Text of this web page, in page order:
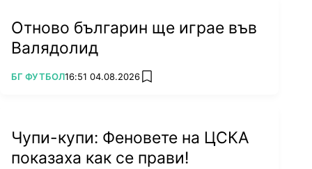
Отново българин ще играе във
Валядолид
ПОВЕЧЕ ОТ
БГ ФУТБОЛ16:51 04.08.2026 add favorites
Чупи-купи: Феновете на ЦСКА
показаха как се прави!